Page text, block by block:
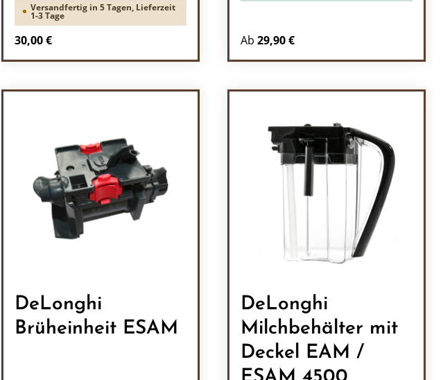
Versandfertig in 5 Tagen, Lieferzeit
1-3 Tage
Regulärer Preis:
30,00 € Ab 29,90 €
DeLonghi
Brüheinheit ESAM
DeLonghi
Milchbehälter mit
Deckel EAM /